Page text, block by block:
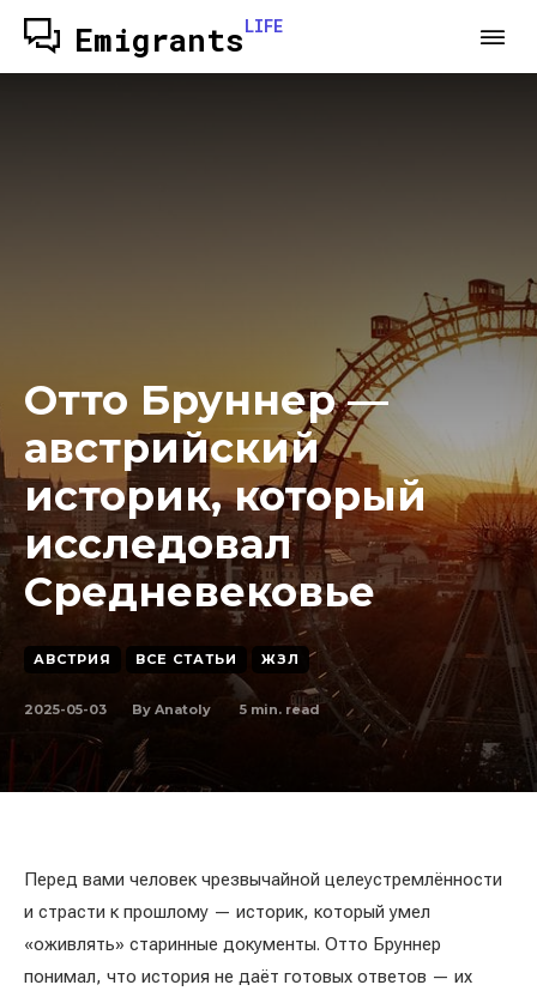
EmigrantsLIFE
Отто Бруннер —
австрийский
историк, который
исследовал
Средневековье
АВСТРИЯ ВСЕ СТАТЬИ ЖЗЛ
2025-05-03 By Anatoly 5 min. read
Перед вами человек чрезвычайной целеустремлённости
и страсти к прошлому — историк, который умел
«оживлять» старинные документы. Отто Бруннер
понимал, что история не даёт готовых ответов — их